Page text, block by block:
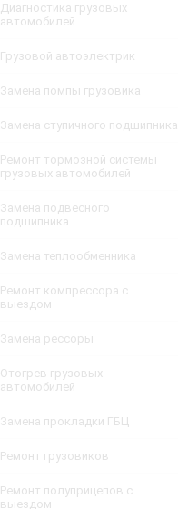
Диагностика грузовых
автомобилей
Грузовой автоэлектрик
Замена помпы грузовика
Замена ступичного подшипника
Ремонт тормозной системы
грузовых автомобилей
Замена подвесного
подшипника
Замена теплообменника
Ремонт компрессора с
выездом
Замена рессоры
Отогрев грузовых
автомобилей
Замена прокладки ГБЦ
Ремонт грузовиков
Ремонт полуприцепов с
выездом